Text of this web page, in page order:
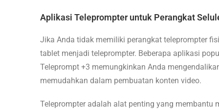
Aplikasi Teleprompter untuk Perangkat
Jika Anda tidak memiliki perangkat teleprompter
tablet menjadi teleprompter. Beberapa aplikasi
Teleprompt +3 memungkinkan Anda
memudahkan dalam pembuatan konten video.
Teleprompter adalah alat penting yang membantu